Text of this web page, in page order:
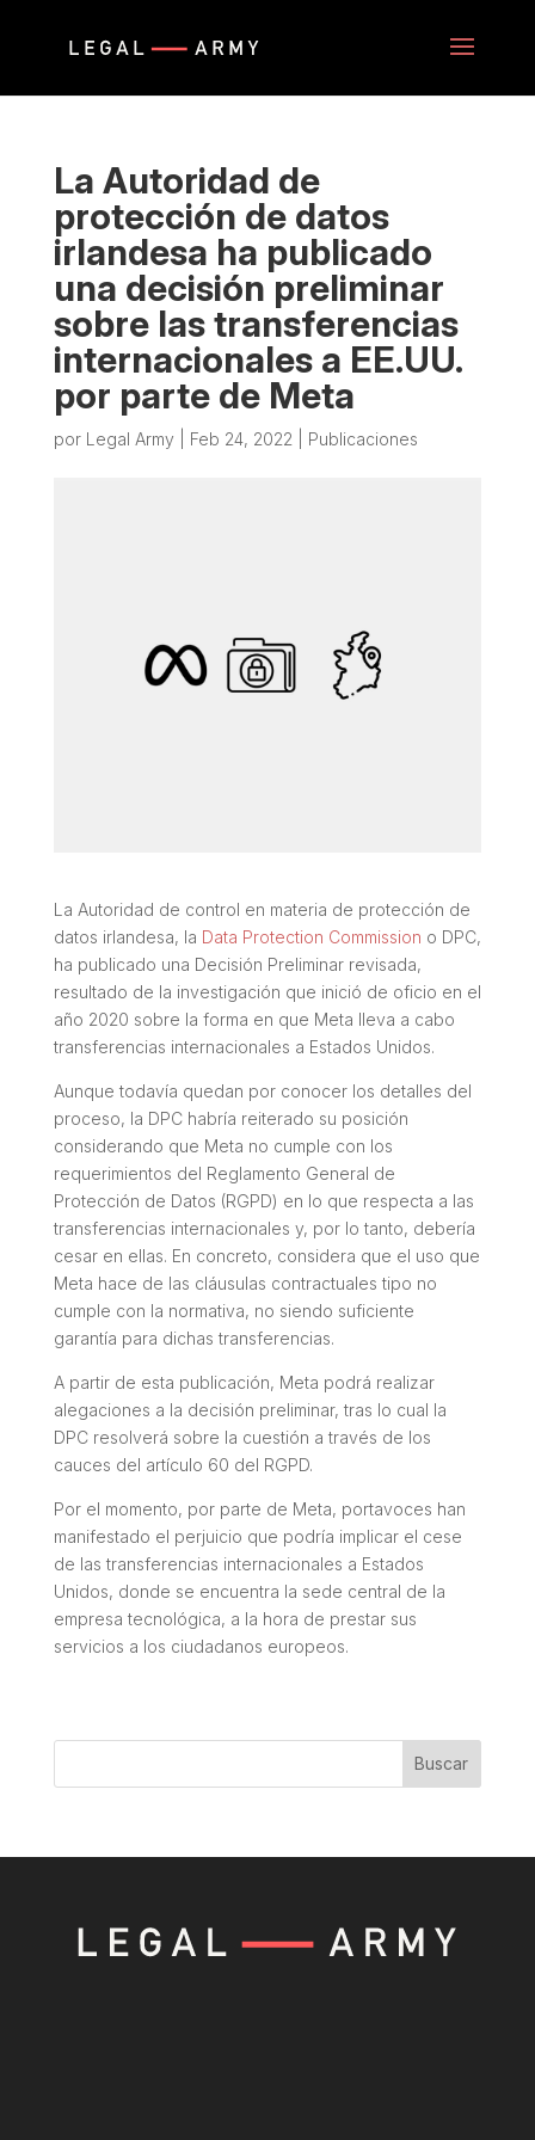
La Autoridad de
protección de datos
irlandesa ha publicado
una decisión preliminar
sobre las transferencias
internacionales a EE.UU.
por parte de Meta
por Legal Army Feb 24, 2022 Publicaciones
La Autoridad de control en materia de protección de
datos irlandesa, la Data Protection Commission o DPC,
ha publicado una Decisión Preliminar revisada,
resultado de la investigación que inició de oficio en el
año 2020 sobre la forma en que Meta lleva a cabo
transferencias internacionales a Estados Unidos.
Aunque todavía quedan por conocer los detalles del
proceso, la DPC habría reiterado su posición
considerando que Meta no cumple con los
requerimientos del Reglamento General de
Protección de Datos (RGPD) en lo que respecta a las
transferencias internacionales y, por lo tanto, debería
cesar en ellas. En concreto, considera que el uso que
Meta hace de las cláusulas contractuales tipo no
cumple con la normativa, no siendo suficiente
garantía para dichas transferencias.
A partir de esta publicación, Meta podrá realizar
alegaciones a la decisión preliminar, tras lo cual la
DPC resolverá sobre la cuestión a través de los
cauces del artículo 60 del RGPD.
Por el momento, por parte de Meta, portavoces han
manifestado el perjuicio que podría implicar el cese
de las transferencias internacionales a Estados
Unidos, donde se encuentra la sede central de la
empresa tecnológica, a la hora de prestar sus
servicios a los ciudadanos europeos.
Buscar